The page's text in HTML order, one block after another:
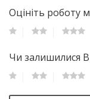
Оцініть роботу
Чи залишилися